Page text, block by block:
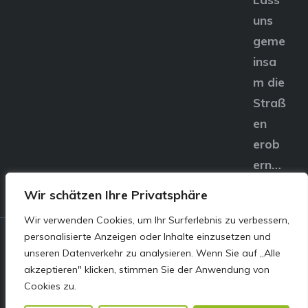
Wir schätzen Ihre Privatsphäre
Wir verwenden Cookies, um Ihr Surferlebnis zu verbessern,
personalisierte Anzeigen oder Inhalte einzusetzen und
unseren Datenverkehr zu analysieren. Wenn Sie auf „Alle
akzeptieren" klicken, stimmen Sie der Anwendung von
Cookies zu.
uns
geme
insa
m die
Straß
en
erob
ern…
© E&S Motors GmbH,
Linzer Straße 83 4240
Freistadt